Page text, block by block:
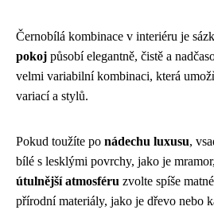
Černobílá kombinace v interiéru je
pokoj působí elegantně, čistě a
velmi variabilní kombinaci, která
variací a stylů.
Pokud toužíte po nádechu luxusu,
bílé s lesklými povrchy, jako je
útulnější atmosféru zvolte spíše
přírodní materiály, jako je dřevo nebo